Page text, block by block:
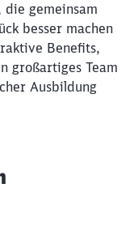
die gemeinsam
besser machen
Benefits,
großartiges Team
Ausbildung